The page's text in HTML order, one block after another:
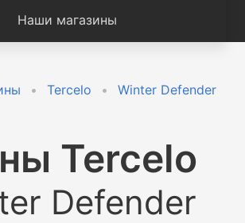
Наши магазины
Tercelo
Winter Defender
Tercelo
Defender